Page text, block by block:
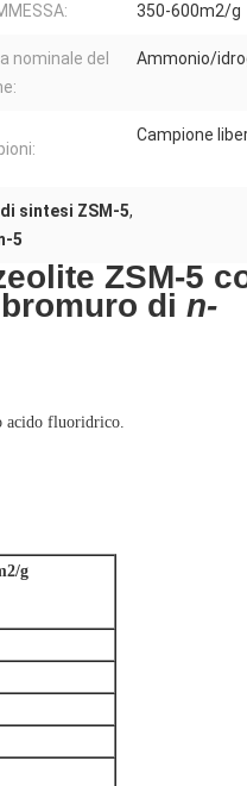
350-600m2/g
nominale del
Ammonio/
Campione
sintesi ZSM-5,
5
ZSM-5
di n-
acido fluoridrico.
g